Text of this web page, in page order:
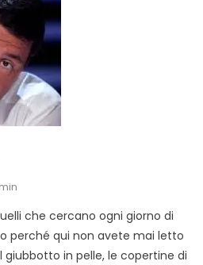
che cercano ogni giorno di
perché qui non avete mai letto
giubbotto in pelle, le copertine di